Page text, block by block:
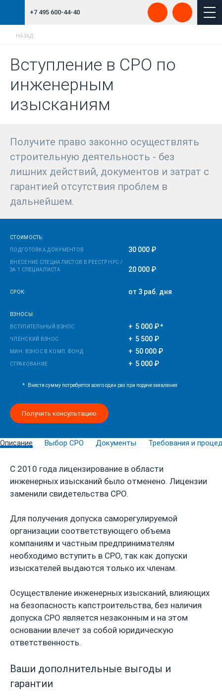
+7 495 600-44-40
НАЗАД
Вступление в СРО по
инженерным
изысканиям
Получите право законно осуществлять
строительную деятельность - без
лишних действий, документов и затрат с
гарантией отсутствия проблем в
дальнейшем.
СТОИМОСТЬ:
ПОДГОТОВКА ДОКУМЕНТОВ 30 000 ₽
ВНЕСЕНИЕ СПЕЦИАЛИСТОВ В РЕЕСТР НРС /
ЗА 1 СПЕЦИАЛИСТА
20 000 ₽
СРОК: от 3 раб. дня
ВЗНОСЫ:
ВСТУПИТЕЛЬНЫЙ ВЗНОС 5 000 ₽ *
ЧЛЕНСКИЙ ВЗНОС 5 500 ₽
МИН. ВЗНОС В КОМП. ФОНД 50 000 ₽
СТРАХОВАНИЕ 5 000 ₽
Внести сумму потребуется всего один раз при подаче заявления
*
Получить консультацию
Описание Выбор СРО Документы Требования и
С 2010 года лицензирование в области
инженерных изысканий было отменено. Лицензии
заменили свидетельства СРО.
Для получения допуска саморегулируемой
организации соответствующего объема
компаниям и частным предпринимателям
необходимо вступить в СРО, так как допуски
изыскателей выдаются только их членам.
Осуществление инженерных изысканий, влияющих
на безопасность капстроительства, без наличия
допуска СРО является незаконным и на этом
основании влечет за собой юридическую
ответственность.
Ваши дополнительные выгоды и
гарантии